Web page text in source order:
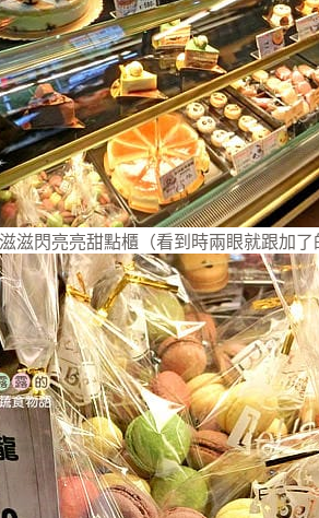
滋閃亮亮甜點櫃（看到時兩眼就跟加了